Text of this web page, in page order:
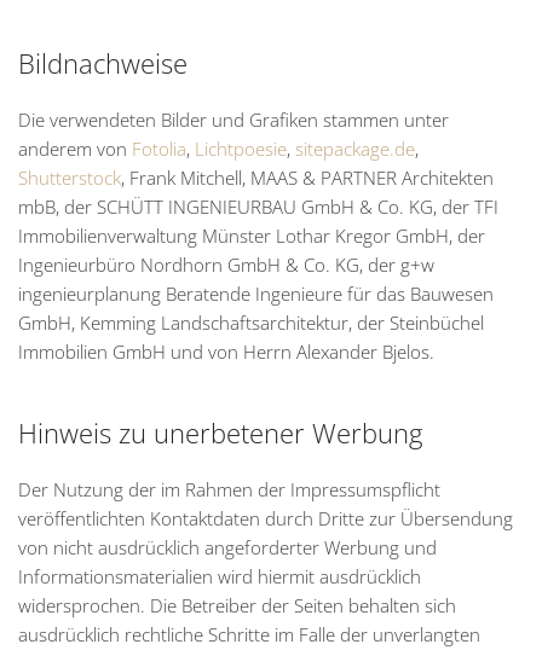
Bildnachweise
Die verwendeten Bilder und Grafiken stammen unter
anderem von Fotolia, Lichtpoesie, sitepackage.de,
Shutterstock, Frank Mitchell, MAAS & PARTNER Architekten
mbB, der SCHÜTT INGENIEURBAU GmbH & Co. KG, der TFI
Immobilienverwaltung Münster Lothar Kregor GmbH, der
Ingenieurbüro Nordhorn GmbH & Co. KG, der g+w
ingenieurplanung Beratende Ingenieure für das Bauwesen
GmbH, Kemming Landschaftsarchitektur, der Steinbüchel
Immobilien GmbH und von Herrn Alexander Bjelos.
Hinweis zu unerbetener Werbung
Der Nutzung der im Rahmen der Impressumspflicht
veröffentlichten Kontaktdaten durch Dritte zur Übersendung
von nicht ausdrücklich angeforderter Werbung und
Informationsmaterialien wird hiermit ausdrücklich
widersprochen. Die Betreiber der Seiten behalten sich
ausdrücklich rechtliche Schritte im Falle der unverlangten